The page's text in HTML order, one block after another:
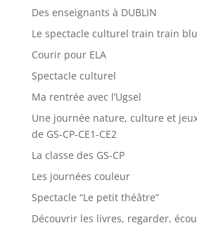
Des enseignants à DUBLIN
Le spectacle culturel train train
Courir pour ELA
Spectacle culturel
Ma rentrée avec l’Ugsel
Une journée nature, culture et
de GS-CP-CE1-CE2
La classe des GS-CP
Les journées couleur
Spectacle “Le petit théâtre”
Découvrir les livres, regarder,